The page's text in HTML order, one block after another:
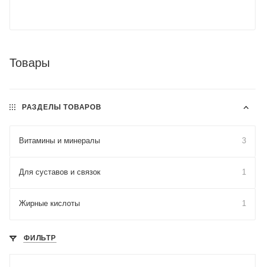
Товары
РАЗДЕЛЫ ТОВАРОВ
Витамины и минералы 3
Для cуставов и связок 1
Жирные кислоты 1
ФИЛЬТР